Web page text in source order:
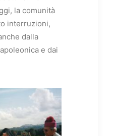
la comunità
interruzioni,
dalla
e dai